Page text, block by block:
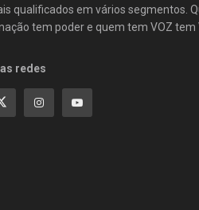
qualificados em vários segmentos.
tem poder e quem tem VOZ tem
redes